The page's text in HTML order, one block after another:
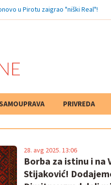
PRIVREDA
Borba za istinu i na
Stijaković!
28. avg 2025. 13:06